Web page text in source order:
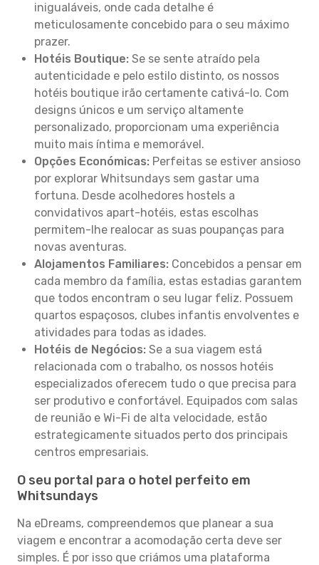
inigualáveis, onde cada detalhe é
meticulosamente concebido para o seu máximo
prazer.
Hotéis Boutique: Se se sente atraído pela
autenticidade e pelo estilo distinto, os nossos
hotéis boutique irão certamente cativá-lo. Com
designs únicos e um serviço altamente
personalizado, proporcionam uma experiência
muito mais íntima e memorável.
Opções Económicas: Perfeitas se estiver ansioso
por explorar Whitsundays sem gastar uma
fortuna. Desde acolhedores hostels a
convidativos apart-hotéis, estas escolhas
permitem-lhe realocar as suas poupanças para
novas aventuras.
Alojamentos Familiares: Concebidos a pensar em
cada membro da família, estas estadias garantem
que todos encontram o seu lugar feliz. Possuem
quartos espaçosos, clubes infantis envolventes e
atividades para todas as idades.
Hotéis de Negócios: Se a sua viagem está
relacionada com o trabalho, os nossos hotéis
especializados oferecem tudo o que precisa para
ser produtivo e confortável. Equipados com salas
de reunião e Wi-Fi de alta velocidade, estão
estrategicamente situados perto dos principais
centros empresariais.
O seu portal para o hotel perfeito em
Whitsundays
Na eDreams, compreendemos que planear a sua
viagem e encontrar a acomodação certa deve ser
simples. É por isso que criámos uma plataforma